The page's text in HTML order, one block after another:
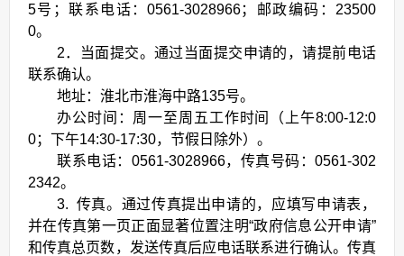
5号；联系电话：0561-3028966；邮政编码：23500
0。
2．当面提交。通过当面提交申请的，请提前电话
联系确认。
地址：淮北市淮海中路135号。
办公时间：周一至周五工作时间（上午8:00-12:0
0；下午14:30-17:30，节假日除外）。
联系电话：0561-3028966，传真号码：0561-302
2342。
3. 传真。通过传真提出申请的，应填写申请表，
并在传真第一页正面显著位置注明“政府信息公开申请”
和传真总页数，发送传真后应电话联系进行确认。传真